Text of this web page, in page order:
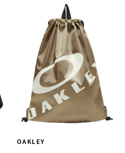
OAKLEY